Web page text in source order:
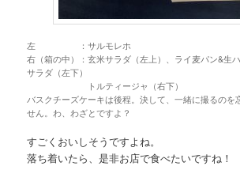
左 ：サルモレホ
右（箱の中）：玄米サラダ（左上）、ライ麦パン&生
サラダ（左下）
トルティージャ（右下）
バスクチーズケーキは後程。決して、一緒に撮るのを
せん。わ、わざとですよ？
すごくおいしそうですよね。
落ち着いたら、是非お店で食べたいですね！